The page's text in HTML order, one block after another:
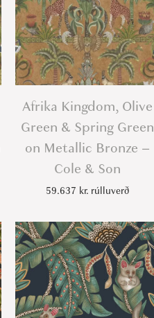
Afrika Kingdom, Olive
Green & Spring Green
on Metallic Bronze –
Cole & Son
59.637 kr. rúlluverð